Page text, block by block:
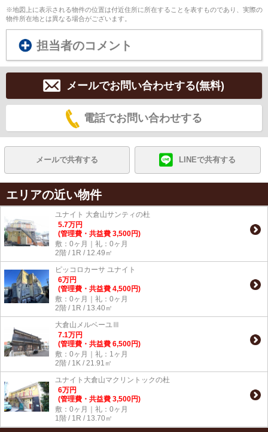
※地図上に表示される物件の位置は付近住所に所在することを表すものであり、実際の
物件所在地とは異なる場合がございます。
担当者のコメント
メールでお問い合わせする(無料)
電話でお問い合わせする
メールで共有する LINEで共有する
エリアの近い物件
ユナイト 大倉山サンティの杜
5.7万円
(管理費・共益費 3,500円)
敷：0ヶ月｜礼：0ヶ月
2階 / 1R / 12.49㎡
ピッコロカーサ ユナイト
6万円
(管理費・共益費 4,500円)
敷：0ヶ月｜礼：0ヶ月
2階 / 1R / 13.40㎡
大倉山メルベーユⅢ
7.1万円
(管理費・共益費 6,500円)
敷：0ヶ月｜礼：1ヶ月
2階 / 1K / 21.91㎡
ユナイト大倉山マクリントックの杜
6万円
(管理費・共益費 3,500円)
敷：0ヶ月｜礼：0ヶ月
1階 / 1R / 13.70㎡